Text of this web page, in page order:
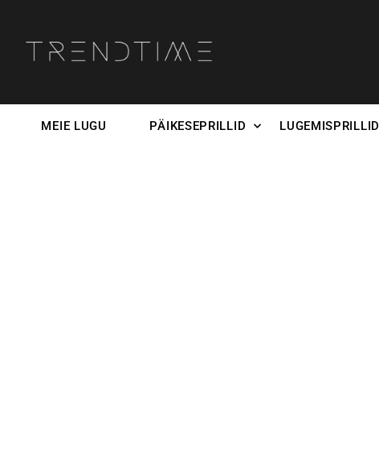
MEIE LUGU PÄIKESEPRILLID LUGEMISPRILLID